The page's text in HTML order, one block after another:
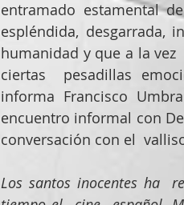
entramado estamental
espléndida, desgarrada,
humanidad y que a la vez
ciertas  pesadillas
informa Francisco
encuentro informal con
conversación con el
Los santos inocentes ha